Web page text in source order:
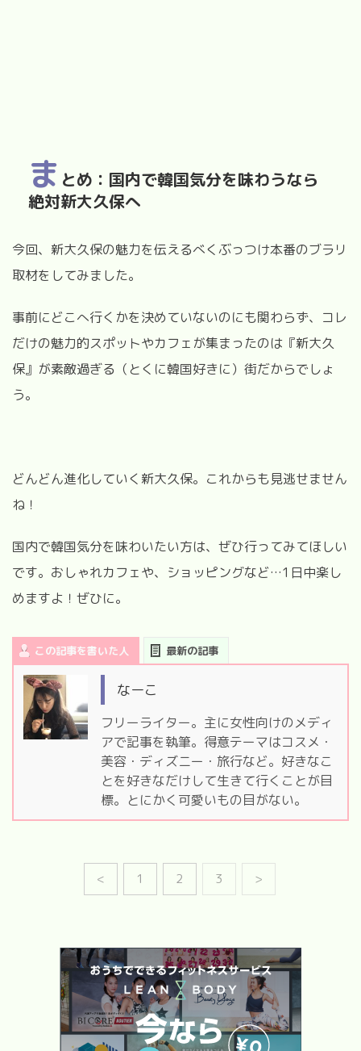
ま とめ：国内で韓国気分を味わうなら
絶対新大久保へ
今回、新大久保の魅力を伝えるべくぶっつけ本番のブラリ
取材をしてみました。
事前にどこへ行くかを決めていないのにも関わらず、コレ
だけの魅力的スポットやカフェが集まったのは『新大久
保』が素敵過ぎる（とくに韓国好きに）街だからでしょ
う。
どんどん進化していく新大久保。これからも見逃せません
ね！
国内で韓国気分を味わいたい方は、ぜひ行ってみてほしい
です。おしゃれカフェや、ショッピングなど…1日中楽し
めますよ！ぜひに。
この記事を書いた人 最新の記事
なーこ
フリーライター。主に女性向けのメディ
アで記事を執筆。得意テーマはコスメ・
美容・ディズニー・旅行など。好きなこ
とを好きなだけして生きて行くことが目
標。とにかく可愛いもの目がない。
< 1 2 3 >